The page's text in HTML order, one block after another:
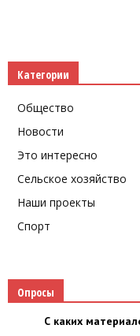
Категории
Общество
Новости
Это интересно
Сельское хозяйство
Наши проекты
Спорт
Опросы
С каких